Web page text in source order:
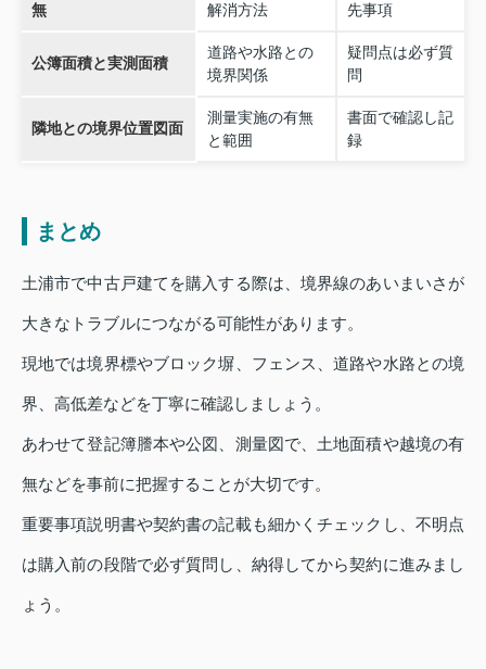
無
解消方法
先事項
公簿面積と実測面積
道路や水路との
境界関係
疑問点は必ず質
問
隣地との境界位置図面
測量実施の有無
と範囲
書面で確認し記
録
まとめ
土浦市で中古戸建てを購入する際は、境界線のあいまいさが
大きなトラブルにつながる可能性があります。
現地では境界標やブロック塀、フェンス、道路や水路との境
界、高低差などを丁寧に確認しましょう。
あわせて登記簿謄本や公図、測量図で、土地面積や越境の有
無などを事前に把握することが大切です。
重要事項説明書や契約書の記載も細かくチェックし、不明点
は購入前の段階で必ず質問し、納得してから契約に進みまし
ょう。